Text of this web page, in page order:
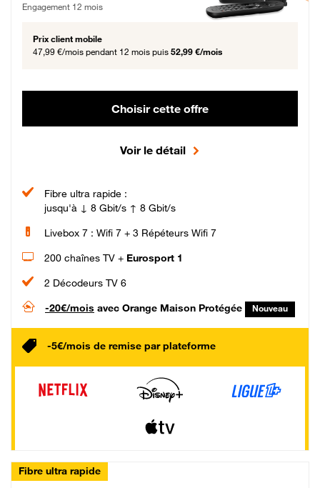
Engagement 12 mois
Prix client mobile
47,99 €/mois pendant 12 mois puis 52,99 €/mois
Choisir cette offre
Voir le détail
Fibre ultra rapide :
jusqu'à ↓ 8 Gbit/s ↑ 8 Gbit/s
Livebox 7 : Wifi 7 + 3 Répéteurs Wifi 7
200 chaînes TV + Eurosport 1
2 Décodeurs TV 6
-20€/mois avec Orange Maison Protégée Nouveau
-5€/mois de remise par plateforme
Fibre ultra rapide